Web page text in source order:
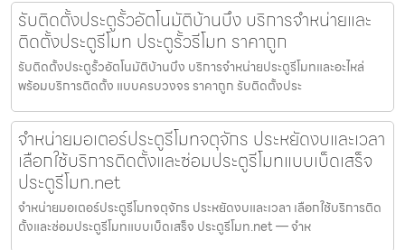
รับติดตั้งประตูรั้วอัตโนมัติบ้านบึง บริการจำหน่ายและ
ติดตั้งประตูรีโมท ประตูรั้วรีโมท ราคาถูก
รับติดตั้งประตูรั้วอัตโนมัติบ้านบึง บริการจำหน่ายประตูรีโมทและอะไหล่
พร้อมบริการติดตั้ง แบบครบวงจร ราคาถูก รับติดตั้งประ
จำหน่ายมอเตอร์ประตูรีโมทจตุจักร ประหยัดงบและเวลา
เลือกใช้บริการติดตั้งและซ่อมประตูรีโมทแบบเบ็ดเสร็จ
ประตูรีโมท.net
จำหน่ายมอเตอร์ประตูรีโมทจตุจักร ประหยัดงบและเวลา เลือกใช้บริการติด
ตั้งและซ่อมประตูรีโมทแบบเบ็ดเสร็จ ประตูรีโมท.net — จำห